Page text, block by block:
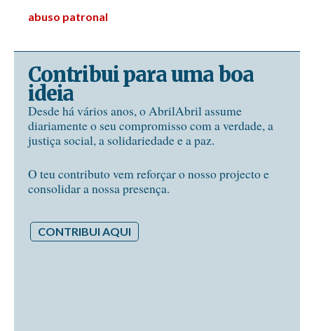
abuso patronal
Contribui para uma boa
ideia
Desde há vários anos, o AbrilAbril assume
diariamente o seu compromisso com a verdade, a
justiça social, a solidariedade e a paz.
O teu contributo vem reforçar o nosso projecto e
consolidar a nossa presença.
CONTRIBUI AQUI